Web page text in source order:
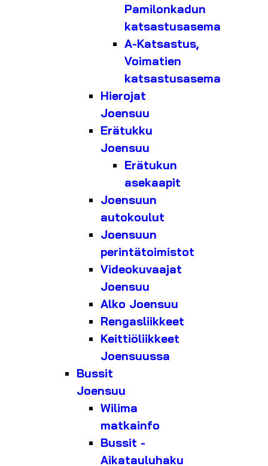
Pamilonkadun
katsastusasema
A-Katsastus,
Voimatien
katsastusasema
Hierojat
Joensuu
Erätukku
Joensuu
Erätukun
asekaapit
Joensuun
autokoulut
Joensuun
perintätoimistot
Videokuvaajat
Joensuu
Alko Joensuu
Rengasliikkeet
Keittiöliikkeet
Joensuussa
Bussit
Joensuu
Wilima
matkainfo
Bussit -
Aikatauluhaku